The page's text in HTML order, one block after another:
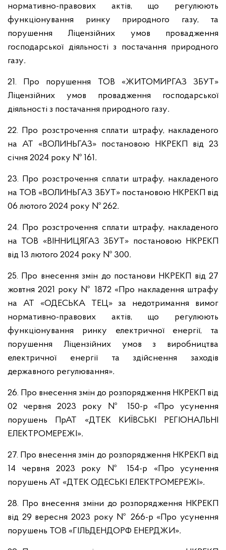
нормативно-правових актів, що регулюють
функціонування ринку природного газу, та
порушення Ліцензійних умов провадження
господарської діяльності з постачання природного
газу.
21. Про порушення ТОВ «ЖИТОМИРГАЗ ЗБУТ»
Ліцензійних умов провадження господарської
діяльності з постачання природного газу.
22. Про розстрочення сплати штрафу, накладеного
на АТ «ВОЛИНЬГАЗ» постановою НКРЕКП від 23
січня 2024 року № 161.
23. Про розстрочення сплати штрафу, накладеного
на ТОВ «ВОЛИНЬГАЗ ЗБУТ» постановою НКРЕКП від
06 лютого 2024 року № 262.
24. Про розстрочення сплати штрафу, накладеного
на ТОВ «ВІННИЦЯГАЗ ЗБУТ» постановою НКРЕКП
від 13 лютого 2024 року № 300.
25. Про внесення змін до постанови НКРЕКП від 27
жовтня 2021 року № 1872 «Про накладення штрафу
на АТ «ОДЕСЬКА ТЕЦ» за недотримання вимог
нормативно-правових актів, що регулюють
функціонування ринку електричної енергії, та
порушення Ліцензійних умов з виробництва
електричної енергії та здійснення заходів
державного регулювання».
26. Про внесення змін до розпорядження НКРЕКП від
02 червня 2023 року № 150-р «Про усунення
порушень ПрАТ «ДТЕК КИЇВСЬКІ РЕГІОНАЛЬНІ
ЕЛЕКТРОМЕРЕЖІ».
27. Про внесення змін до розпорядження НКРЕКП від
14 червня 2023 року № 154-р «Про усунення
порушень АТ «ДТЕК ОДЕСЬКІ ЕЛЕКТРОМЕРЕЖІ».
28. Про внесення зміни до розпорядження НКРЕКП
від 29 вересня 2023 року № 266-р «Про усунення
порушень ТОВ «ГІЛЬДЕНДОРФ ЕНЕРДЖИ».